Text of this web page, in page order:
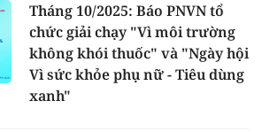
Tháng 10/2025: Báo PNVN tổ
chức giải chạy "Vì môi trường
không khói thuốc" và "Ngày hội
Vì sức khỏe phụ nữ - Tiêu dùng
xanh"